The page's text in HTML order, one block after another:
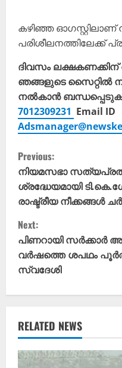
കഴിഞ്ഞ
പരിശീലനത്തിലേക്ക്
ദിവസം
ഞങ്ങളുടെ സൈറ്റിൽ
നൽകാൻ
7012309231 Email ID
C
o
n
t
i
n
u
e
R
Previous:
നിയമസഭാ
ശ്രദ്ധേയമായി
രാഷ്ട്രീയ നീക്കങ്ങൾ
Next:
പിണറായി സർക്കാർ
വർഷത്തെ ശപഥം
സ്വദേശി
RELATED NEWS